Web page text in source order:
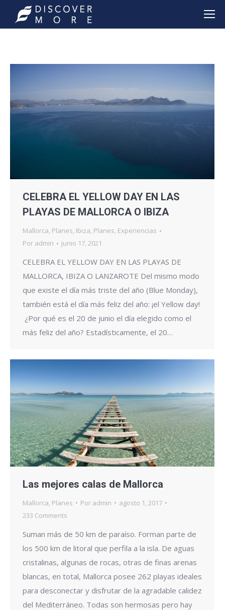
CELEBRA EL YELLOW DAY EN LAS
PLAYAS DE MALLORCA O IBIZA
Mallorca, Planes, Ibiza, Planes, Experiencias
Por admin junio 17, 2021
CELEBRA EL YELLOW DAY EN LAS PLAYAS DE
MALLORCA, IBIZA O LANZAROTE Del mismo modo
que existe el día más triste del año (Blue Monday),
también está el día más feliz del año: ¡el Yellow day!
¿Por qué es el 20 de junio el día elegido como el
más feliz del año? Estadísticamente, el 20…
Las mejores calas de Mallorca
Mallorca, Planes Por admin
agosto 1, 2017
233 Comments
Suman más de 50 km de paraíso. Forman parte de
los 500 km de litoral que perfila a la isla. De aguas
cristalinas, algunas de rocas, otras de finas arenas
blancas, en total, Mallorca posee 262 playas ideales
para desconectar y disfrutar de la agradable calidez
del Mediterráneo. Todas son hermosas pero hay